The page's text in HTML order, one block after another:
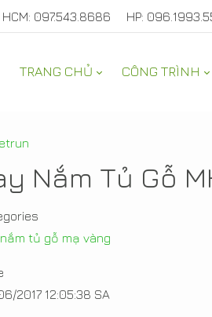
HCM: 097.543.8686 HP:
TRANG CHỦ CÔNG TRÌNH
TRANG TRÍ
Nắm Tủ Gỗ
tủ gỗ mạ vàng
2017 12:05:38 SA